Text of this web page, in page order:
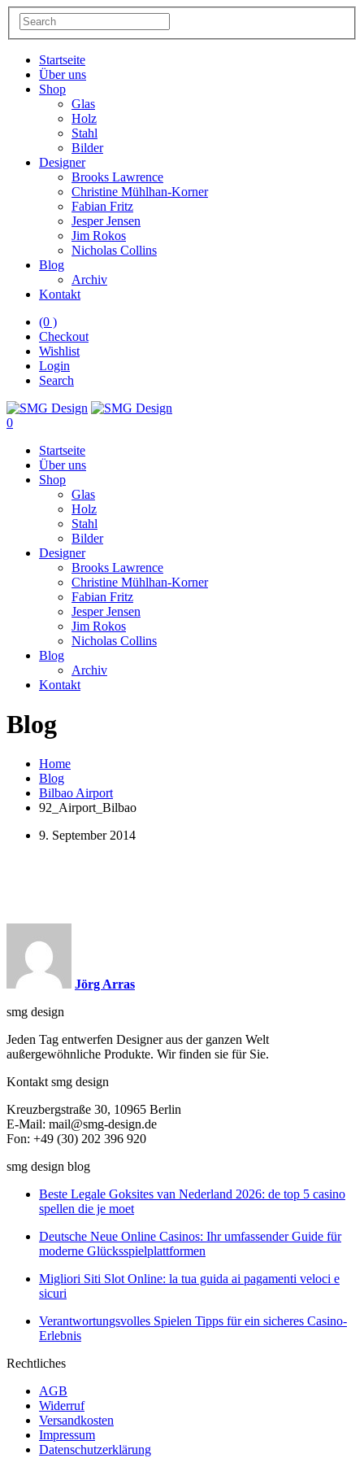
Startseite
Über uns
Shop
Glas
Holz
Stahl
Bilder
Designer
Brooks Lawrence
Christine Mühlhan-Korner
Fabian Fritz
Jesper Jensen
Jim Rokos
Nicholas Collins
Blog
Archiv
Kontakt
(0 )
Checkout
Wishlist
Login
Search
0
Startseite
Über uns
Shop
Glas
Holz
Stahl
Bilder
Designer
Brooks Lawrence
Christine Mühlhan-Korner
Fabian Fritz
Jesper Jensen
Jim Rokos
Nicholas Collins
Blog
Archiv
Kontakt
Blog
Home
Blog
Bilbao Airport
92_Airport_Bilbao
9. September 2014
Jörg Arras
smg design
Jeden Tag entwerfen Designer aus der ganzen Welt
außergewöhnliche Produkte. Wir finden sie für Sie.
Kontakt smg design
Kreuzbergstraße 30, 10965 Berlin
E-Mail: mail@smg-design.de
Fon: +49 (30) 202 396 920
smg design blog
Beste Legale Goksites van Nederland 2026: de top 5 casino
spellen die je moet
Deutsche Neue Online Casinos: Ihr umfassender Guide für
moderne Glücksspielplattformen
Migliori Siti Slot Online: la tua guida ai pagamenti veloci e
sicuri
Verantwortungsvolles Spielen Tipps für ein sicheres Casino-
Erlebnis
Rechtliches
AGB
Widerruf
Versandkosten
Impressum
Datenschutzerklärung